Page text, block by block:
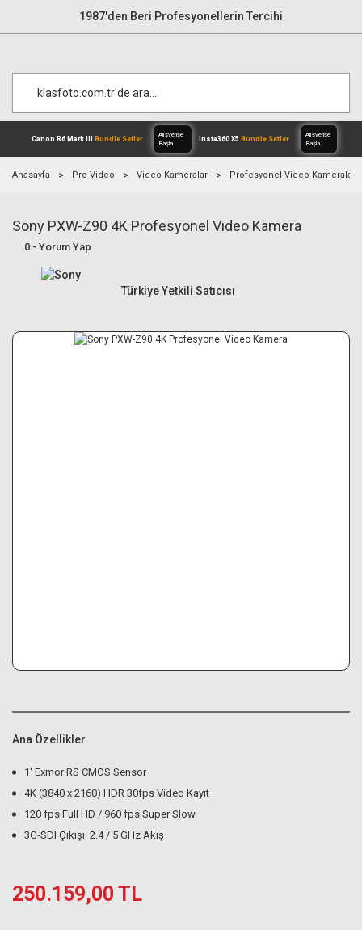
1987'den Beri Profesyonellerin Tercihi
Canon R6 Mark III Bundle Setler
Alışverişe
Anasayfa Pro Video Video Kameralar Profesyonel Video Kameralar
Sony PXW-Z90 4K Profesyonel Video Kamera
0 - Yorum Yap
Türkiye Yetkili Satıcısı
Ana Özellikler
1' Exmor RS CMOS Sensor
4K (3840 x 2160) HDR 30fps Video Kayıt
120 fps Full HD / 960 fps Super Slow
3G-SDI Çıkışı, 2.4 / 5 GHz Akış
250.159,00 TL